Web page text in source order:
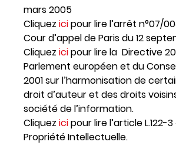
mars 2005
Cliquez icipour lire l’arrêt n°07/
Cour d’appel de Paris du 12
Cliquez icipour lire la Directive
Parlement européen et du
2001 sur l’harmonisation de
droit d’auteur et des droits
société de l’information.
Cliquez icipour lire l’article L.122-
Propriété Intellectuelle.